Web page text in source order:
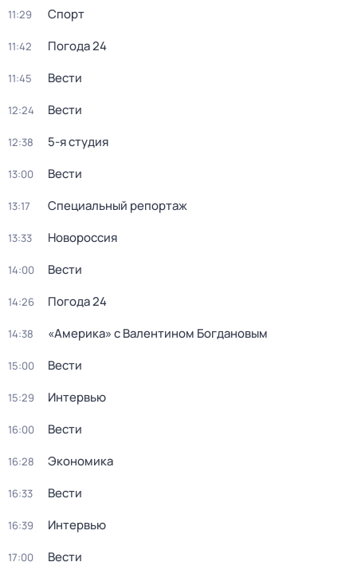
11:29 Спорт
11:42 Погода 24
11:45 Вести
12:24 Вести
12:38 5-я студия
13:00 Вести
13:17 Специальный репортаж
13:33 Новороссия
14:00 Вести
14:26 Погода 24
14:38 «Америка» с Валентином Богдановым
15:00 Вести
15:29 Интервью
16:00 Вести
16:28 Экономика
16:33 Вести
16:39 Интервью
17:00 Вести